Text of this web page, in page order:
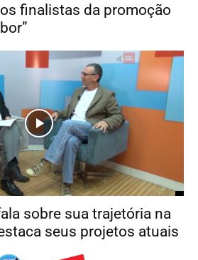
finalistas da promoção
sobre sua trajetória na
seus projetos atuais